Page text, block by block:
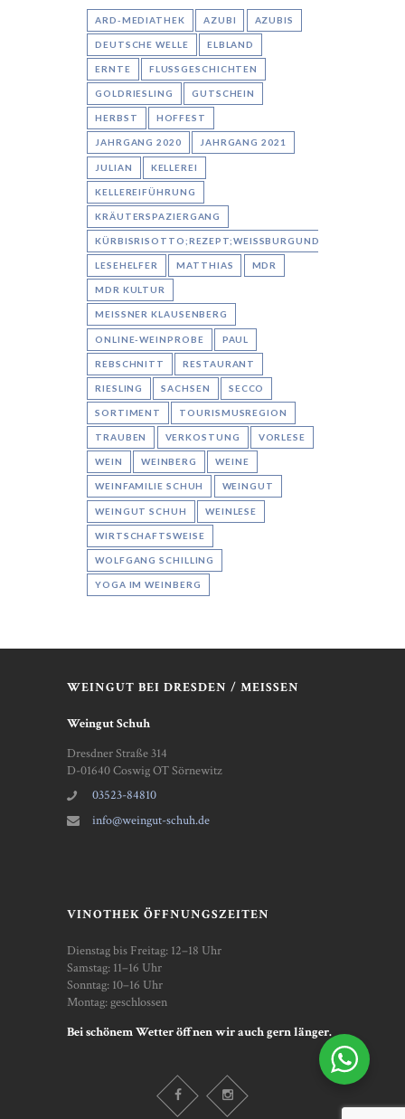
ARD-MEDIATHEK AZUBI AZUBIS
DEUTSCHE WELLE ELBLAND
ERNTE FLUSSGESCHICHTEN
GOLDRIESLING GUTSCHEIN
HERBST HOFFEST
JAHRGANG 2020 JAHRGANG 2021
JULIAN KELLEREI
KELLEREIFÜHRUNG
KRÄUTERSPAZIERGANG
KÜRBISRISOTTO;REZEPT;WEISSBURGUNDER;AARON
LESEHELFER MATTHIAS MDR
MDR KULTUR
MEISSNER KLAUSENBERG
ONLINE-WEINPROBE PAUL
REBSCHNITT RESTAURANT
RIESLING SACHSEN SECCO
SORTIMENT TOURISMUSREGION
TRAUBEN VERKOSTUNG VORLESE
WEIN WEINBERG WEINE
WEINFAMILIE SCHUH WEINGUT
WEINGUT SCHUH WEINLESE
WIRTSCHAFTSWEISE
WOLFGANG SCHILLING
YOGA IM WEINBERG
WEINGUT BEI DRESDEN / MEISSEN
Weingut Schuh
Dresdner Straße 314
D-01640 Coswig OT Sörnewitz
03523-84810
info@weingut-schuh.de
VINOTHEK ÖFFNUNGSZEITEN
Dienstag bis Freitag: 12–18 Uhr
Samstag: 11–16 Uhr
Sonntag: 10–16 Uhr
Montag: geschlossen
Bei schönem Wetter öffnen wir auch gern länger.